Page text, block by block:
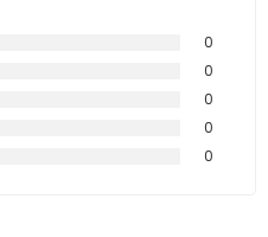
0
0
0
0
0